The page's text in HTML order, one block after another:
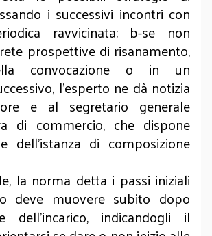
i successivi incontri con
ravvicinata; b-se non
prospettive di risanamento,
convocazione o in un
l'esperto ne dà notizia
e al segretario generale
di commercio, che dispone
dell'istanza di composizione
la norma detta i passi iniziali
deve muovere subito dopo
dell’incarico, indicandogli il